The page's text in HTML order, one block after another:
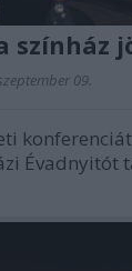
színház
09.
Évadnyitót